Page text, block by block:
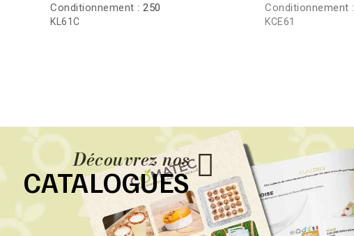
Conditionnement : 250
KL61C
Conditionnement :
KCE61
Découvrez nos
CATALOGUES